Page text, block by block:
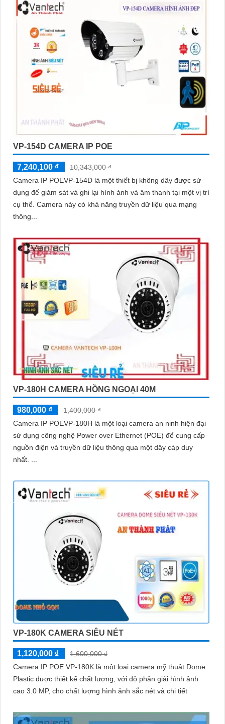
VP-154D CAMERA IP POE
7,240,100 ₫
10,343,000 ₫
Camera IP POEVP-154D là một thiết bị không dây được sử
dụng để giám sát và ghi lại hình ảnh và âm thanh tại một vị trí
cụ thể. Camera này có khả năng truyền dữ liệu qua mạng
thông...
VP-180H CAMERA HỒNG NGOẠI 40M
980,000 ₫
1,400,000 ₫
Camera IP POEVP-180H là một loại camera an ninh hiện đại
sử dụng công nghệ Power over Ethernet (POE) để cung cấp
nguồn điện và truyền dữ liệu thông qua một dây cáp duy
nhất. ...
VP-180K CAMERA SIÊU NÉT
1,120,000 ₫
1,600,000 ₫
Camera IP POE VP-180K là một loại camera mỹ thuật Dome
Plastic được thiết kế chất lượng, với độ phân giải hình ảnh
cao 3.0 MP, cho chất lượng hình ảnh sắc nét và chi tiết